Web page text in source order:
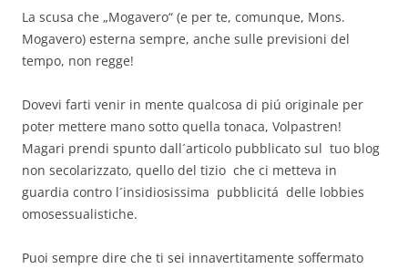
La scusa che „Mogavero“ (e per te, comunque, Mons.
Mogavero) esterna sempre, anche sulle previsioni del
tempo, non regge!
Dovevi farti venir in mente qualcosa di piú originale per
poter mettere mano sotto quella tonaca, Volpastren!
Magari prendi spunto dall´articolo pubblicato sul tuo blog
non secolarizzato, quello del tizio che ci metteva in
guardia contro l´insidiosissima pubblicitá delle lobbies
omosessualistiche.
Puoi sempre dire che ti sei innavertitamente soffermato